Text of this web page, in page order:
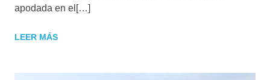
apodada en el[…]
LEER MÁS